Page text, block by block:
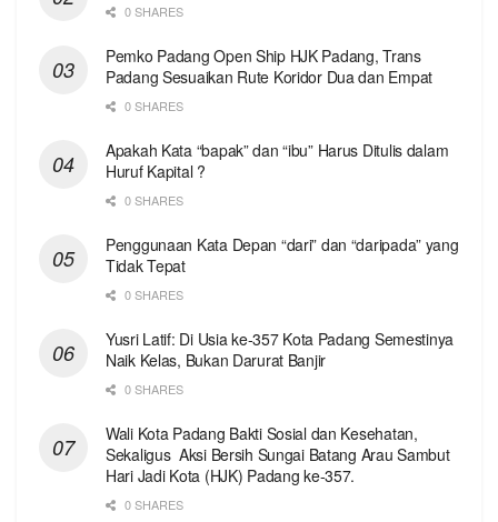
0 SHARES
Pemko Padang Open Ship HJK Padang, Trans
Padang Sesuaikan Rute Koridor Dua dan Empat
0 SHARES
Apakah Kata “bapak” dan “ibu” Harus Ditulis dalam
Huruf Kapital ?
0 SHARES
Penggunaan Kata Depan “dari” dan “daripada” yang
Tidak Tepat
0 SHARES
Yusri Latif: Di Usia ke-357 Kota Padang Semestinya
Naik Kelas, Bukan Darurat Banjir
0 SHARES
Wali Kota Padang Bakti Sosial dan Kesehatan,
Sekaligus Aksi Bersih Sungai Batang Arau Sambut
Hari Jadi Kota (HJK) Padang ke-357.
0 SHARES